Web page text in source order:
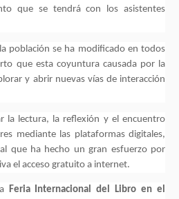
que se tendrá con los asistentes
población se ha modificado en todos
que esta coyuntura causada por la
y abrir nuevas vías de interacción
la lectura, la reflexión y el encuentro
mediante las plataformas digitales,
que ha hecho un gran esfuerzo por
el acceso gratuito a internet.
Feria Internacional del Libro en el